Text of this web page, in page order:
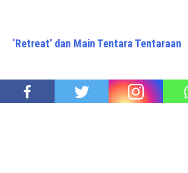
‘Retreat’ dan Main Tentara Tentaraan